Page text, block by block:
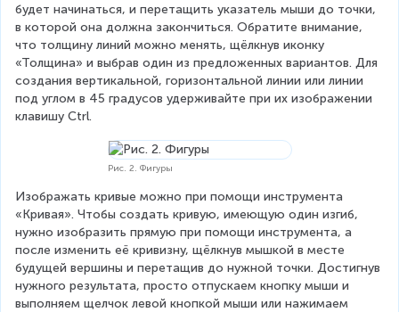
будет начинаться, и перетащить указатель мыши до точки,
в которой она должна закончиться. Обратите внимание,
что толщину линий можно менять, щёлкнув иконку
«Толщина» и выбрав один из предложенных вариантов. Для
создания вертикальной, горизонтальной линии или линии
под углом в 45 градусов удерживайте при их изображении
клавишу Ctrl.
Рис. 2. Фигуры
Изображать кривые можно при помощи инструмента
«Кривая». Чтобы создать кривую, имеющую один изгиб,
нужно изобразить прямую при помощи инструмента, а
после изменить её кривизну, щёлкнув мышкой в месте
будущей вершины и перетащив до нужной точки. Достигнув
нужного результата, просто отпускаем кнопку мыши и
выполняем щелчок левой кнопкой мыши или нажимаем